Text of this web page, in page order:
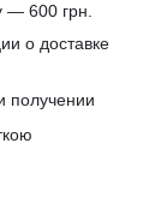
— 600 грн.
о доставке
получении